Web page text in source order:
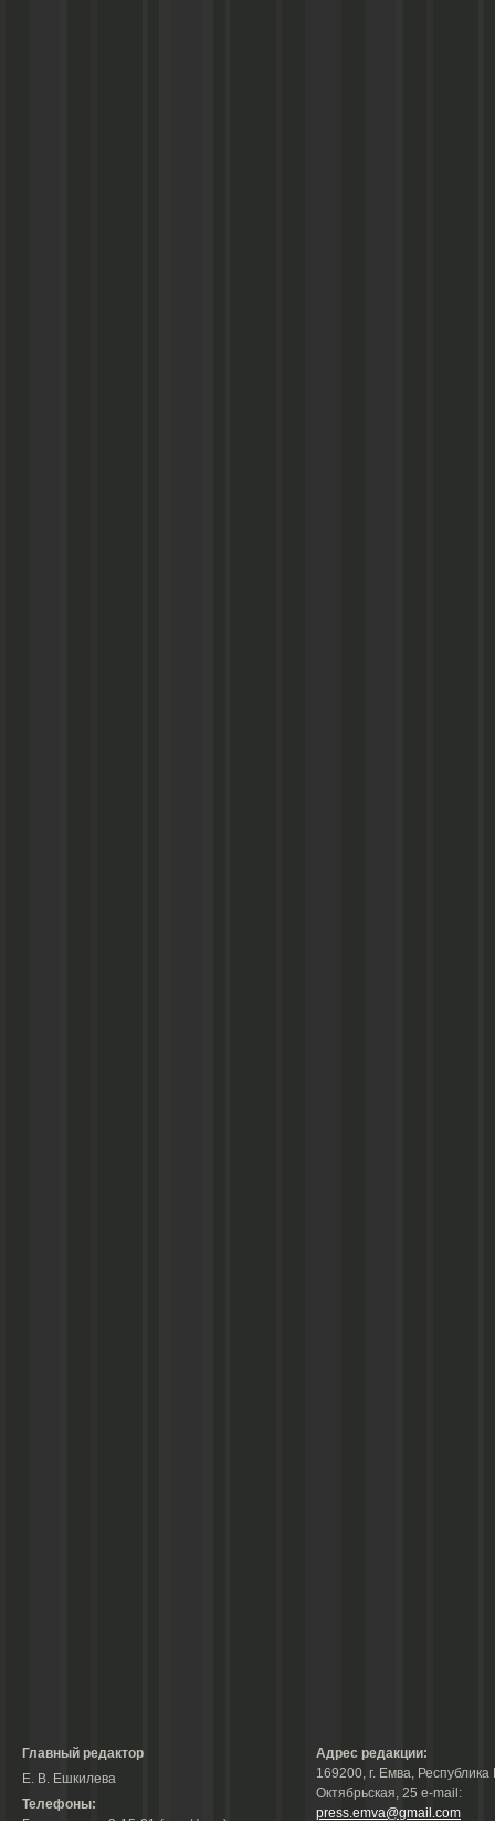
Главный редактор
Е. В. Ешкилева
Телефоны:
Гл. редактор: 2-15-31 (тел./факс);
Адрес редакции:
169200, г. Емва, Республика
Октябрьская, 25 е-mail:
press.emva@gmail.com